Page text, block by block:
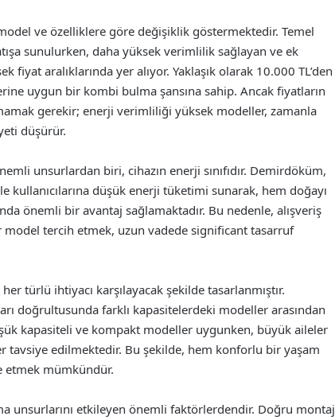
ve özelliklere göre değişiklik göstermektedir. Temel
sunulurken, daha yüksek verimlilik sağlayan ve ek
fiyat aralıklarında yer alıyor. Yaklaşık olarak 10.000 TL’den
uygun bir kombi bulma şansına sahip. Ancak fiyatların
gerekir; enerji verimliliği yüksek modeller, zamanla
düşürür.
unsurlardan biri, cihazın enerji sınıfıdır. Demirdöküm,
kullanıcılarına düşük enerji tüketimi sunarak, hem doğayı
önemli bir avantaj sağlamaktadır. Bu nedenle, alışveriş
tercih etmek, uzun vadede significant tasarruf
türlü ihtiyacı karşılayacak şekilde tasarlanmıştır.
doğrultusunda farklı kapasitelerdeki modeller arasından
kapasiteli ve kompakt modeller uygunken, büyük aileler
tavsiye edilmektedir. Bu şekilde, hem konforlu bir yaşam
etmek mümkündür.
unsurlarını etkileyen önemli faktörlerdendir. Doğru montaj